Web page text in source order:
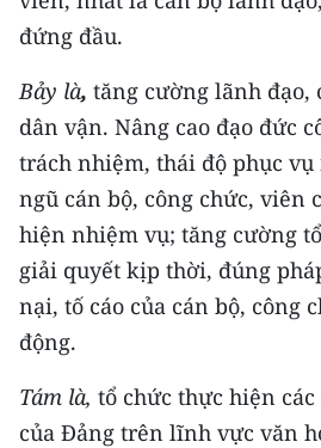
đứng đầu.
Bảy là, tăng cường lãnh đạo,
dân vận. Nâng cao đạo đức
trách nhiệm, thái độ phục vụ
ngũ cán bộ, công chức, viên
hiện nhiệm vụ; tăng cường
giải quyết kịp thời, đúng
nại, tố cáo của cán bộ, công
động.
Tám là, tổ chức thực hiện
của Đảng trên lĩnh vực văn